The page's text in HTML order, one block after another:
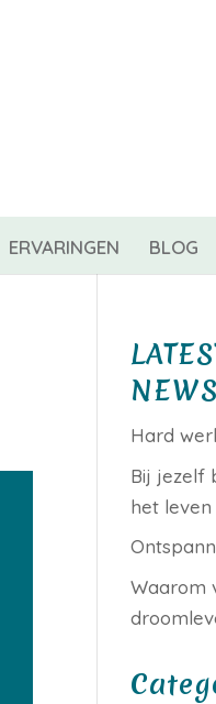
ERVARINGEN BLOG
NEWS
Hard
Bij jezelf
het
Waarom